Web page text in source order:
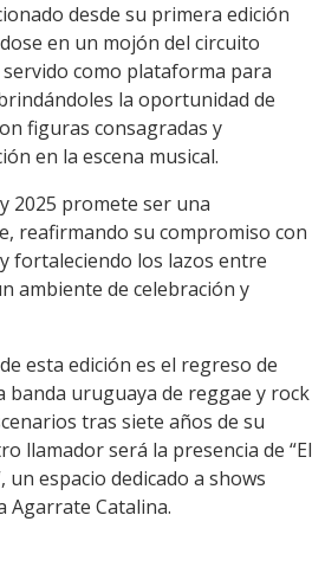
desde su primera edición
en un mojón del circuito
como plataforma para
la oportunidad de
figuras consagradas y
en la escena musical.
2025 promete ser una
reafirmando su compromiso con
fortaleciendo los lazos entre
ambiente de celebración y
esta edición es el regreso de
banda uruguaya de reggae y rock
tras siete años de su
llamador será la presencia de “El
un espacio dedicado a shows
Agarrate Catalina.